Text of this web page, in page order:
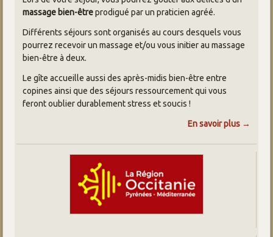
massage bien-êtreprodigué par un praticien agréé.
Différents séjours sont organisés au cours desquels vous
pourrez recevoir un massage et/ou vous initier au massage
bien-être à deux.
Le gîte accueille aussi des après-midis bien-être entre
copines ainsi que des séjours ressourcement qui vous
feront oublier durablement stress et soucis !
En savoir plus →